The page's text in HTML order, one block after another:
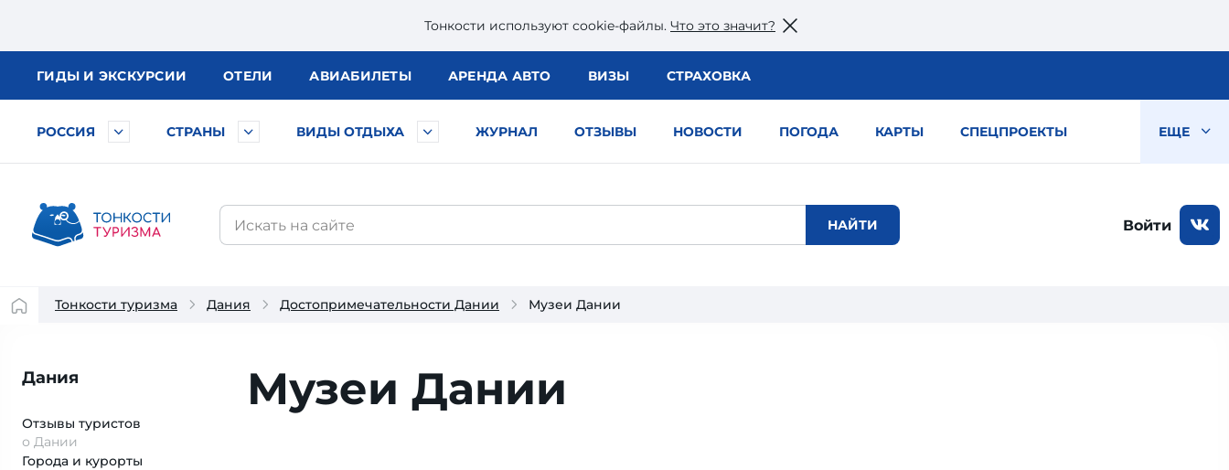
Тонкости используют сookie-файлы. Что это значит?
ГИДЫ И ЭКСКУРСИИ ОТЕЛИ АВИАБИЛЕТЫ АРЕНДА АВТО ВИЗЫ СТРАХОВКА
РОССИЯ СТРАНЫ ВИДЫ ОТДЫХА ЖУРНАЛ ОТЗЫВЫ НОВОСТИ ПОГОДА КАРТЫ СПЕЦПРОЕКТЫ ЕЩЕ
Войти
Тонкости туризма Дания Достопримечательности Дании Музеи Дании
Дания
Отзывы туристов
о Дании
Города и курорты
Музеи Дании